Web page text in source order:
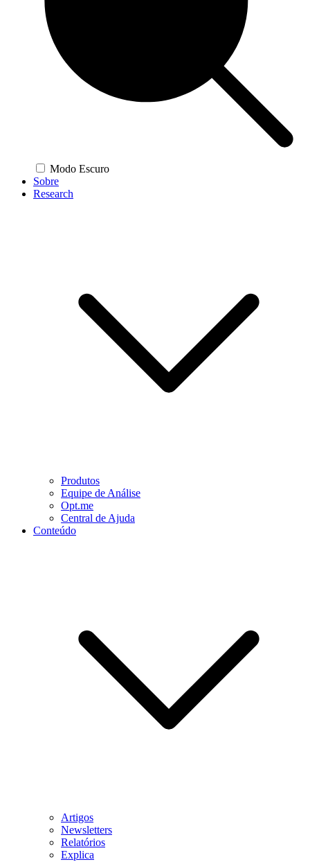
Modo Escuro
Sobre
Research
Produtos
Equipe de Análise
Opt.me
Central de Ajuda
Conteúdo
Artigos
Newsletters
Relatórios
Explica